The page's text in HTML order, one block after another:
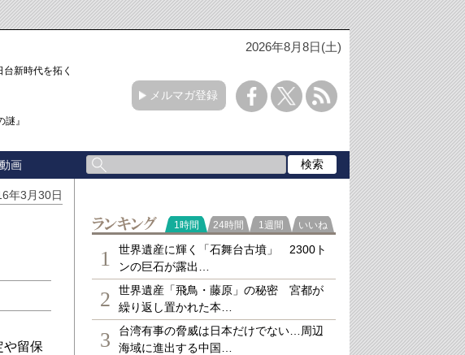
2026年8月8日(土)
新時代を拓く「3
』
メルマガ登録
動画
年3月30日
留保
ランキング
1時間 24時間 1週間 いいね
1
世界遺産に輝く「石舞台古墳」 2300ト
ンの巨石が露出…
2
世界遺産「飛鳥・藤原」の秘密 宮都が
繰り返し置かれた本…
3
台湾有事の脅威は日本だけでない…周辺
海域に進出する中国…